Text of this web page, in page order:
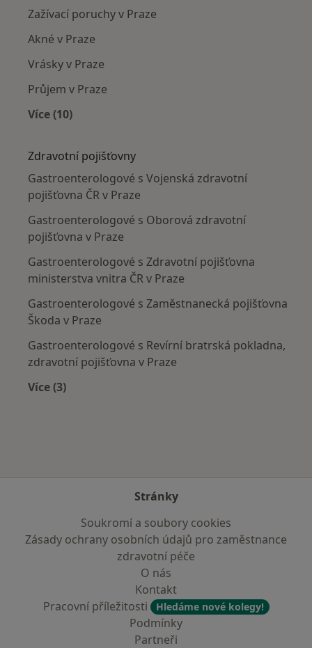
Zažívací poruchy v Praze
Akné v Praze
Vrásky v Praze
Průjem v Praze
Více (10)
Zdravotní pojišťovny
Gastroenterologové s Vojenská zdravotní
pojišťovna ČR v Praze
Gastroenterologové s Oborová zdravotní
pojišťovna v Praze
Gastroenterologové s Zdravotní pojišťovna
ministerstva vnitra ČR v Praze
Gastroenterologové s Zaměstnanecká pojišťovna
Škoda v Praze
Gastroenterologové s Revírní bratrská pokladna,
zdravotní pojišťovna v Praze
Více (3)
Stránky
Soukromí a soubory cookies
Zásady ochrany osobních údajů pro zaměstnance
zdravotní péče
O nás
Kontakt
Pracovní příležitosti
Hledáme nové kolegy!
Podmínky
Partneři